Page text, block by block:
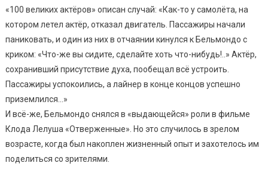
«100 великих актёров» описан случай: «Как-то у самолёта, на
котором летел актёр, отказал двигатель. Пассажиры начали
паниковать, и один из них в отчаянии кинулся к Бельмондо с
криком: «Что-же вы сидите, сделайте хоть что-нибудь!..» Актёр,
сохранивший присутствие духа, пообещал всё устроить.
Пассажиры успокоились, а лайнер в конце концов успешно
приземлился…»
И всё-же, Бельмондо снялся в «выдающейся» роли в фильме
Клода Лелуша «Отверженные». Но это случилось в зрелом
возрасте, когда был накоплен жизненный опыт и захотелось им
поделиться со зрителями.